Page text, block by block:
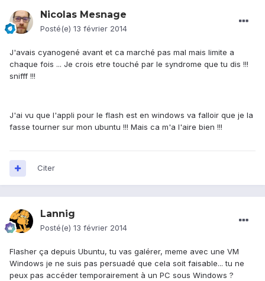
Nicolas Mesnage
Posté(e) 13 février 2014
J'avais cyanogené avant et ca marché pas mal mais limite a
chaque fois ... Je crois etre touché par le syndrome que tu dis !!!
snifff !!!
J'ai vu que l'appli pour le flash est en windows va falloir que je la
fasse tourner sur mon ubuntu !!! Mais ca m'a l'aire bien !!!
Citer
Lannig
Posté(e) 13 février 2014
Flasher ça depuis Ubuntu, tu vas galérer, meme avec une VM
Windows je ne suis pas persuadé que cela soit faisable... tu ne
peux pas accéder temporairement à un PC sous Windows ?